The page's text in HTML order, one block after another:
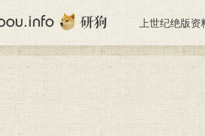
上世纪绝版资